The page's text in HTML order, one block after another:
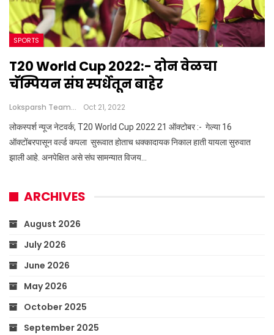
SPORTS
T20 World Cup 2022:- दोन वेळचा
चॅम्पियन संघ स्पर्धेतून बाहेर
Loksparsh Team Oct 21, 2022
लोकस्पर्श न्यूज नेटवर्क, T20 World Cup 2022 21 ऑक्टोबर :- गेल्या 16
ऑक्टोंबरपासून वर्ल्ड कपला सुरूवात होताच धक्कादायक निकाल हाती यायला सुरुवात
झाली आहे. अनपेक्षित असे संघ सामन्यात विजय…
ARCHIVES
August 2026
July 2026
June 2026
May 2026
October 2025
September 2025